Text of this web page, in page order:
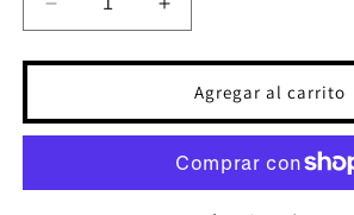
Reducir
cantidad
para
FRIZZ
CONTROL
150
Aumentar
cantidad
para
TKN
FRIZZ
CONTROL
CREAM
150
Agregar al carrito